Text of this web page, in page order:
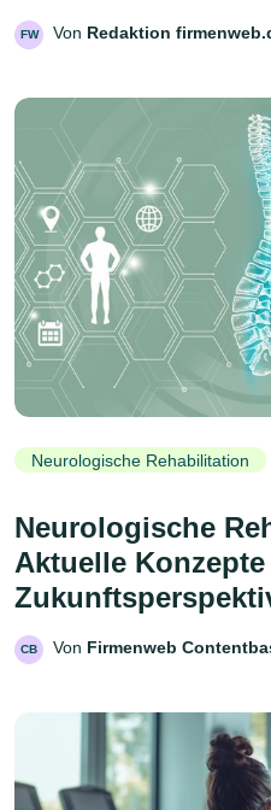
FW Von Redaktion
Neurologische Rehabilitation
Neurologische
Aktuelle
CB Von Firmenweb